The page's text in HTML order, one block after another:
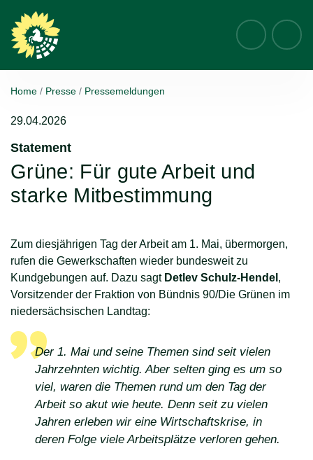
Suche
Home Presse Pressemeldungen
29.04.2026
Statement
:
Grüne: Für gute Arbeit und
starke Mitbestimmung
Zum diesjährigen Tag der Arbeit am 1. Mai, übermorgen,
rufen die Gewerkschaften wieder bundesweit zu
Kundgebungen auf. Dazu sagt Detlev Schulz-Hendel ,
Vorsitzender der Fraktion von Bündnis 90/Die Grünen im
niedersächsischen Landtag:
Der 1. Mai und seine Themen sind seit vielen
Jahrzehnten wichtig. Aber selten ging es um so
viel, waren die Themen rund um den Tag der
Arbeit so akut wie heute. Denn seit zu vielen
Jahren erleben wir eine Wirtschaftskrise, in
deren Folge viele Arbeitsplätze verloren gehen.